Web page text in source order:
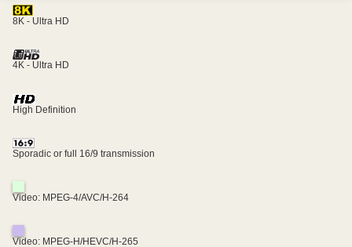
8K - Ultra HD
4K - Ultra HD
High Definition
Sporadic or full 16/9 transmission
Video: MPEG-4/AVC/H-264
Video: MPEG-H/HEVC/H-265